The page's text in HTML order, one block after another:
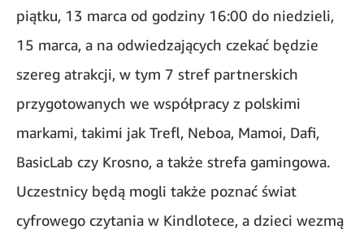
piątku, 13 marca od godziny 16:00 do niedzieli,
15 marca, a na odwiedzających czekać będzie
szereg atrakcji, w tym 7 stref partnerskich
przygotowanych we współpracy z polskimi
markami, takimi jak Trefl, Neboa, Mamoi, Dafi,
BasicLab czy Krosno, a także strefa gamingowa.
Uczestnicy będą mogli także poznać świat
cyfrowego czytania w Kindlotece, a dzieci wezmą